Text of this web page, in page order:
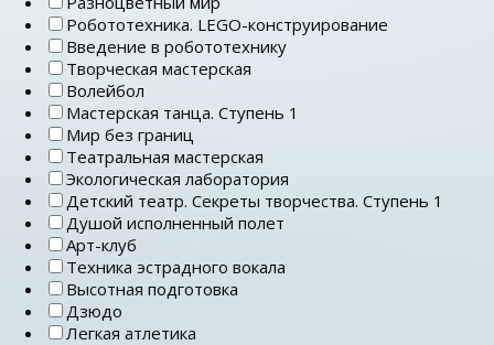
Робототехника. LEGO-конструирование
Введение в робототехнику
Творческая мастерская
Волейбол
Мастерская танца. Ступень 1
Мир без границ
Театральная мастерская
Экологическая лаборатория
Детский театр. Секреты творчества. Ступень 1
Душой исполненный полет
Арт-клуб
Техника эстрадного вокала
Высотная подготовка
Дзюдо
Легкая атлетика